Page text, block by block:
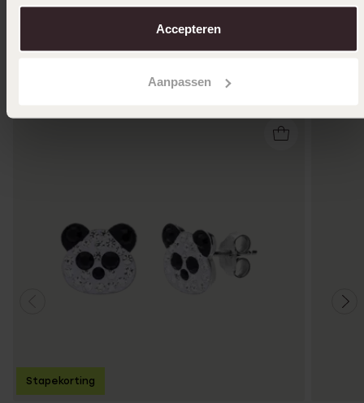
over in onscookiebeleid.
Accepteren
Aanpassen
Stapekorting